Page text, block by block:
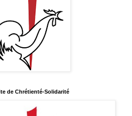
de Chrétienté-Solidarité